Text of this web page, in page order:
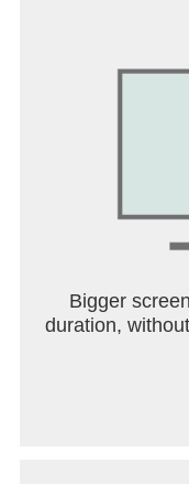
Bigger
duration,